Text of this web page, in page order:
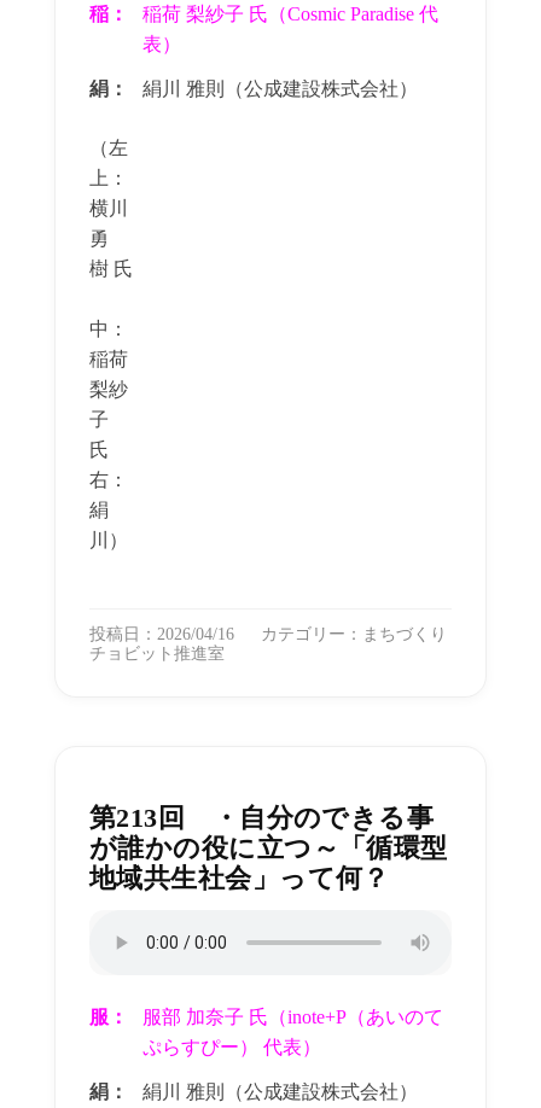
稲：
稲荷 梨紗子 氏（Cosmic Paradise 代
表）
絹： 絹川 雅則（公成建設株式会社）
（左
上：
横川
勇
樹 氏
中：
稲荷
梨紗
子
氏
右：
絹
川）
投稿日：2026/04/16 カテゴリー： まちづくり
チョビット推進室
第213回 ・自分のできる事
が誰かの役に立つ～「循環型
地域共生社会」って何？
服：
服部 加奈子 氏（inote+P（あいのて
ぷらすぴー） 代表）
絹： 絹川 雅則（公成建設株式会社）